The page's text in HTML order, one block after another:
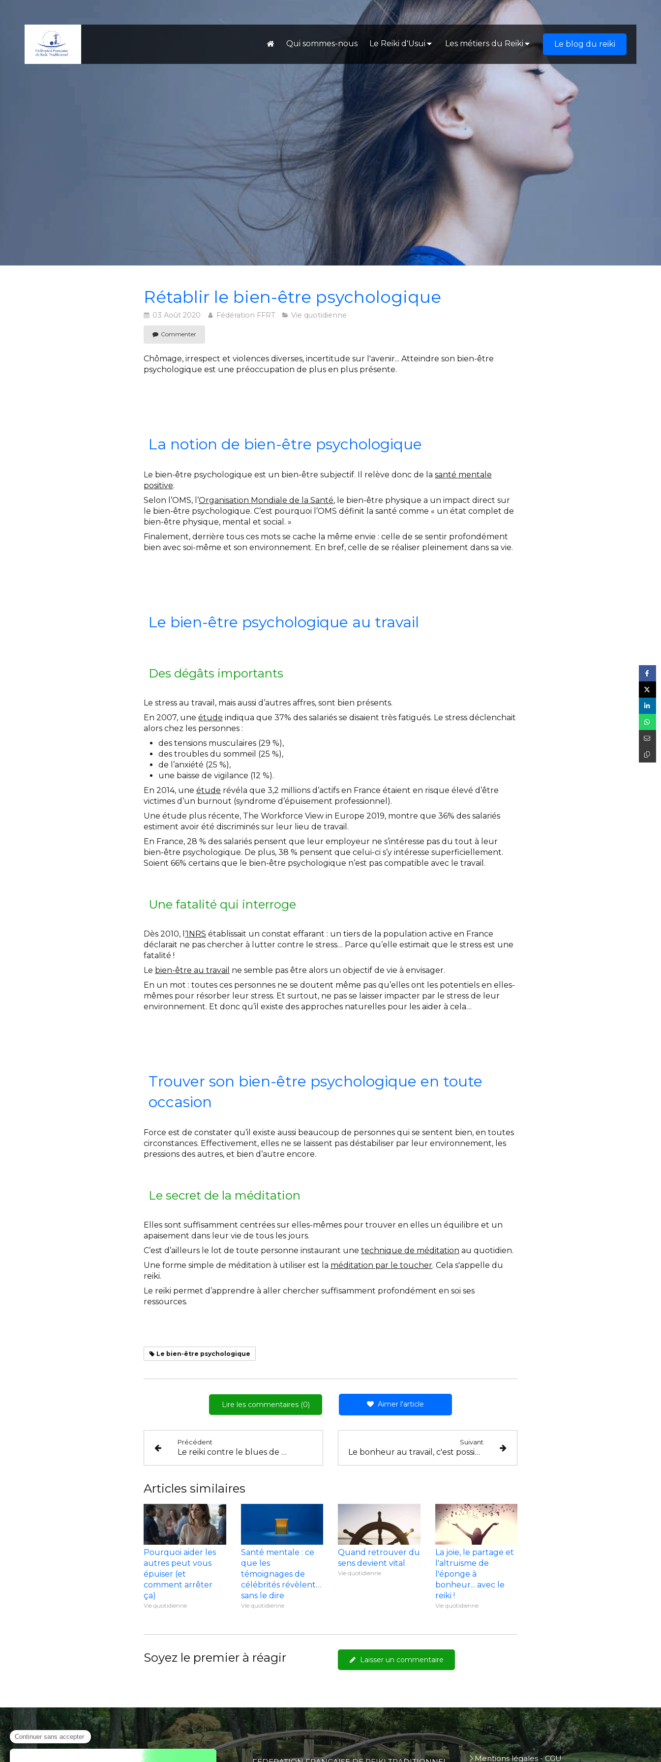
Qui sommes-nous Le Reiki d'Usui Les métiers du Reiki Le blog du reiki
Rétablir le bien-être psychologique
03 Août 2020 Fédération FFRT Vie quotidienne
Commenter
Chômage, irrespect et violences diverses, incertitude sur l'avenir... Atteindre son bien-être
psychologique est une préoccupation de plus en plus présente.
La notion de bien-être psychologique
Le bien-être psychologique est un bien-être subjectif. Il relève donc de la santé mentale
positive.
Selon l’OMS, l’Organisation Mondiale de la Santé, le bien-être physique a un impact direct sur
le bien-être psychologique. C’est pourquoi l’OMS définit la santé comme « un état complet de
bien-être physique, mental et social. »
Finalement, derrière tous ces mots se cache la même envie : celle de se sentir profondément
bien avec soi-même et son environnement. En bref, celle de se réaliser pleinement dans sa vie.
Le bien-être psychologique au travail
Des dégâts importants
Le stress au travail, mais aussi d’autres affres, sont bien présents.
En 2007, une étude indiqua que 37% des salariés se disaient très fatigués. Le stress déclenchait
alors chez les personnes :
des tensions musculaires (29 %),
des troubles du sommeil (25 %),
de l’anxiété (25 %),
une baisse de vigilance (12 %).
En 2014, une étude révéla que 3,2 millions d’actifs en France étaient en risque élevé d’être
victimes d’un burnout (syndrome d’épuisement professionnel).
Une étude plus récente, The Workforce View in Europe 2019, montre que 36% des salariés
estiment avoir été discriminés sur leur lieu de travail.
En France, 28 % des salariés pensent que leur employeur ne s’intéresse pas du tout à leur
bien-être psychologique. De plus, 38 % pensent que celui-ci s’y intéresse superficiellement.
Soient 66% certains que le bien-être psychologique n’est pas compatible avec le travail.
Une fatalité qui interroge
Dès 2010, l ‘INRS établissait un constat effarant : un tiers de la population active en France
déclarait ne pas chercher à lutter contre le stress… Parce qu’elle estimait que le stress est une
fatalité !
Le bien-être au travail ne semble pas être alors un objectif de vie à envisager.
En un mot : toutes ces personnes ne se doutent même pas qu’elles ont les potentiels en elles-
mêmes pour résorber leur stress. Et surtout, ne pas se laisser impacter par le stress de leur
environnement. Et donc qu’il existe des approches naturelles pour les aider à cela…
Trouver son bien-être psychologique en toute
occasion
Force est de constater qu’il existe aussi beaucoup de personnes qui se sentent bien, en toutes
circonstances. Effectivement, elles ne se laissent pas déstabiliser par leur environnement, les
pressions des autres, et bien d’autre encore.
Le secret de la méditation
Elles sont suffisamment centrées sur elles-mêmes pour trouver en elles un équilibre et un
apaisement dans leur vie de tous les jours.
C’est d’ailleurs le lot de toute personne instaurant une technique de méditation au quotidien.
Une forme simple de méditation à utiliser est la méditation par le toucher. Cela s'appelle du
reiki.
Le reiki permet d’apprendre à aller chercher suffisamment profondément en soi ses
ressources.
Le bien-être psychologique
Lire les commentaires (0) Aimer l'article
Précédent
Le reiki contre le blues de l'hiver
Suivant
Le bonheur au travail, c'est possible ?
Articles similaires
Pourquoi aider les
autres peut vous
épuiser (et
comment arrêter
ça)
Vie quotidienne
Santé mentale : ce
que les
témoignages de
célébrités révèlent…
sans le dire
Vie quotidienne
Quand retrouver du
sens devient vital
Vie quotidienne
La joie, le partage et
l'altruisme de
l'éponge à
bonheur... avec le
reiki !
Vie quotidienne
Soyez le premier à réagir Laisser un commentaire
Mentions légales - CGU